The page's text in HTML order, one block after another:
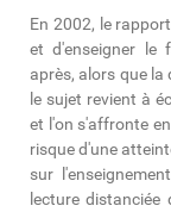
En 2002, le
et d'enseigner le
après, alors que
le sujet revient à
et l'on s'affronte
risque d'une
sur
lecture